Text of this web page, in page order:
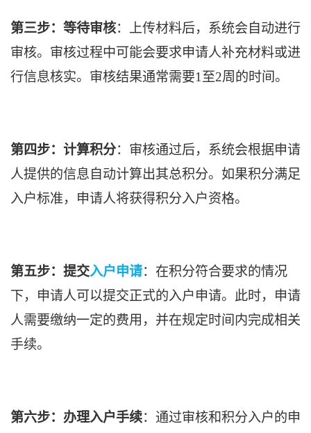
第三步：等待审核：上传材料后，系统会自动进行
审核。审核过程中可能会要求申请人补充材料或进
行信息核实。审核结果通常需要1至2周的时间。
第四步：计算积分：审核通过后，系统会根据申请
人提供的信息自动计算出其总积分。如果积分满足
入户标准，申请人将获得积分入户资格。
第五步：提交入户申请：在积分符合要求的情况
下，申请人可以提交正式的入户申请。此时，申请
人需要缴纳一定的费用，并在规定时间内完成相关
手续。
第六步：办理入户手续：通过审核和积分入户的申